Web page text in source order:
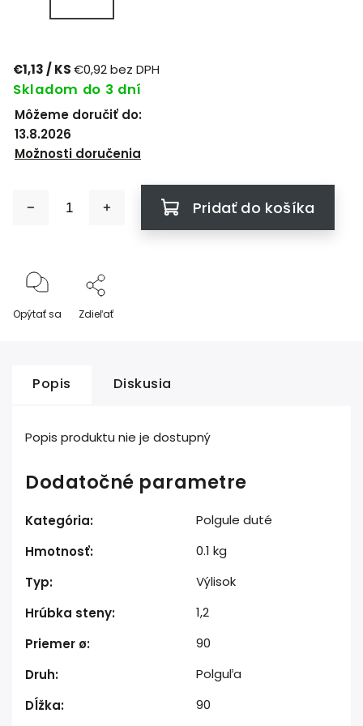
€1,13 / KS€0,92 bez DPH
Skladom do 3 dní
Môžeme doručiť do:
13.8.2026
Možnosti doručenia
Pridať do košíka
Opýtať sa Zdieľať
Popis Diskusia
Popis produktu nie je dostupný
Dodatočné parametre
Kategória:
Polgule duté
Hmotnosť:
0.1 kg
Typ:
Výlisok
Hrúbka steny:
1,2
Priemer ø:
90
Druh:
Polguľa
Dĺžka:
90